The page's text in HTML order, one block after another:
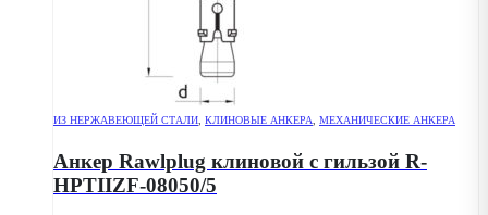
ИЗ НЕРЖАВЕЮЩЕЙ СТАЛИ КЛИНОВЫЕ АНКЕРА МЕХАНИЧЕСКИЕ АНКЕРА
Анкер Rawlplug клиновой с гильзой R-
HPTIIZF-08050/5